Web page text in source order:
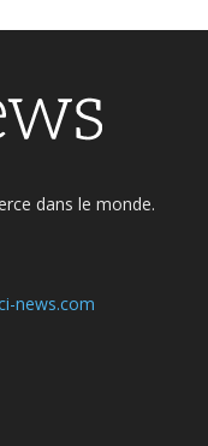
dans le monde.
news.com